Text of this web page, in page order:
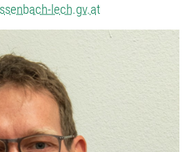
lech.gv.at